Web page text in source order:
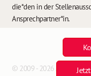
die*den in der
Ansprechpartner*in.
© 2009 - 2026 AWO Jobs